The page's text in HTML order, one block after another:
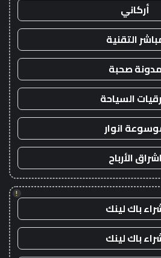
أركاني
التقنية
مدونة صحبة
السياحة
انوار
اشراق الأرباح
!
باك لينك
باك لينك